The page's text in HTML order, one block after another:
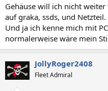
Gehäuse will ich nicht
auf graka, ssds, und Netzteil.
Und ja ich kenne mich mit
normalerweise wäre mein
JollyRoger2408
Fleet Admiral